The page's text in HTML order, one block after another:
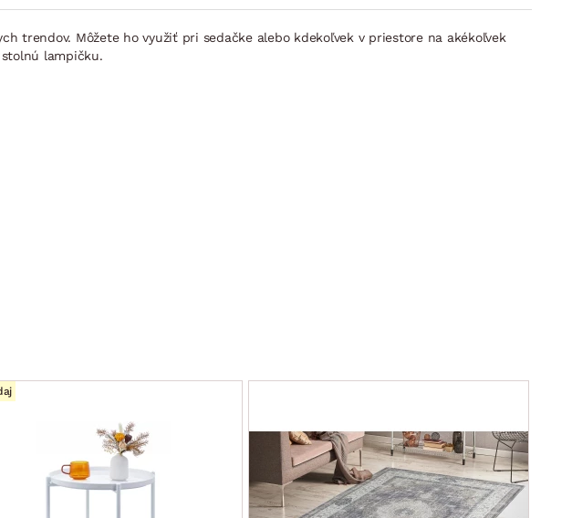
trendov. Môžete ho využiť pri sedačke alebo kdekoľvek v priestore na akékoľvek
lampičku.